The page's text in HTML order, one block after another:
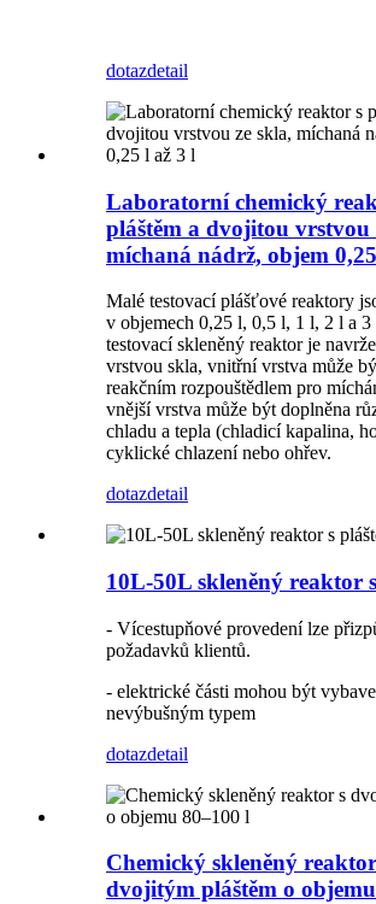
dotazdetail
Laboratorní chemický
pláštěm a dvojitou vrstvou
míchaná nádrž, objem
Malé testovací plášťové reaktory
v objemech 0,25 l, 0,5 l, 1 l, 2 l a
testovací skleněný reaktor je
vrstvou skla, vnitřní vrstva může
reakčním rozpouštědlem pro
vnější vrstva může být doplněna
chladu a tepla (chladicí kapalina,
cyklické chlazení nebo ohřev.
dotazdetail
10L-50L skleněný reaktor
- Vícestupňové provedení lze
požadavků klientů.
- elektrické části mohou být
nevýbušným typem
dotazdetail
Chemický skleněný
dvojitým pláštěm o